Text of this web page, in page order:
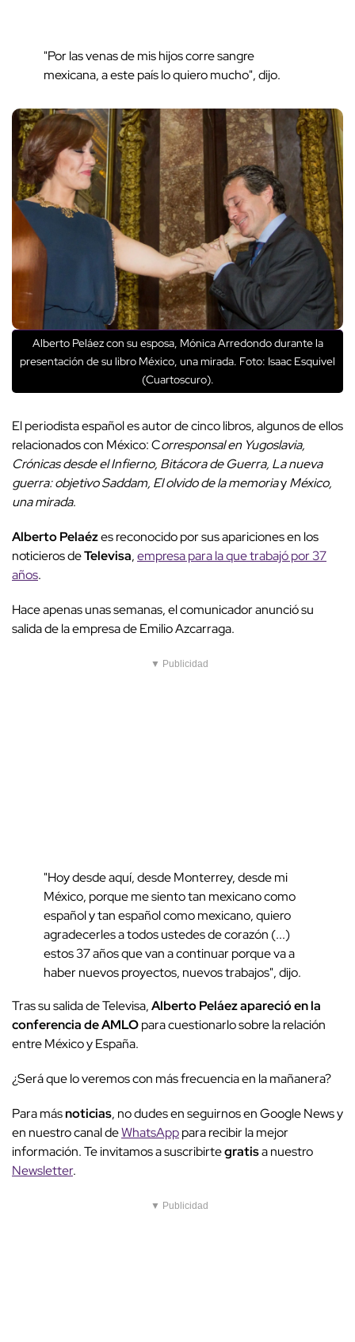
"Por las venas de mis hijos corre sangre
mexicana, a este país lo quiero mucho", dijo.
Alberto Peláez con su esposa, Mónica Arredondo durante la
presentación de su libro México, una mirada. Foto: Isaac Esquivel
(Cuartoscuro).
El periodista español es autor de cinco libros, algunos de ellos
relacionados con México: Corresponsal en Yugoslavia,
Crónicas desde el Infierno, Bitácora de Guerra, La nueva
guerra: objetivo Saddam, El olvido de la memoriayMéxico,
una mirada.
Alberto Pelaézes reconocido por sus apariciones en los
noticieros deTelevisa,empresa para la que trabajó por 37
años.
Hace apenas unas semanas, el comunicador anunció su
salida de la empresa de Emilio Azcarraga.
▼ Publicidad
"Hoy desde aquí, desde Monterrey, desde mi
México, porque me siento tan mexicano como
español y tan español como mexicano, quiero
agradecerles a todos ustedes de corazón (...)
estos 37 años que van a continuar porque va a
haber nuevos proyectos, nuevos trabajos", dijo.
Tras su salida de Televisa,Alberto Peláez apareció en la
conferencia de AMLOpara cuestionarlo sobre la relación
entre México y España.
¿Será que lo veremos con más frecuencia en la mañanera?
Para másnoticias, no dudes en seguirnos en Google News y
en nuestro canal deWhatsApppara recibir la mejor
información. Te invitamos a suscribirtegratisa nuestro
Newsletter.
▼ Publicidad